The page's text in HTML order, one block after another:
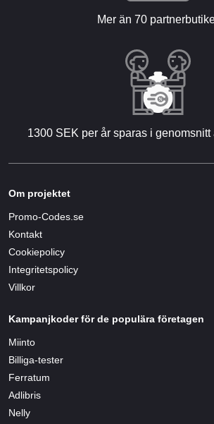
Mer än 70
1300 SEK per år sparas i
Om projektet
Promo-Codes.se
Kontakt
Cookiepolicy
Integritetspolicy
Villkor
Kampanjkoder för de populära företagen
Miinto
Billiga-tester
Ferratum
Adlibris
Nelly